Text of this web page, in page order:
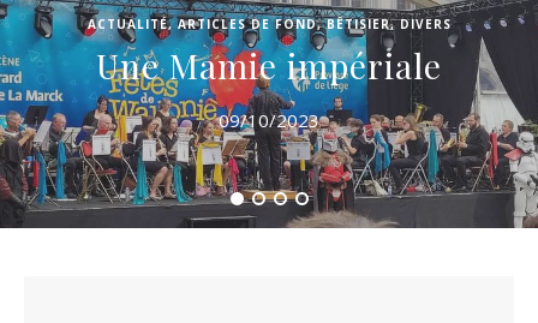
ACTUALITÉ,ARTICLES DE FOND,BÊTISIER,DIVERS
Une Mamie impériale
09/10/2023